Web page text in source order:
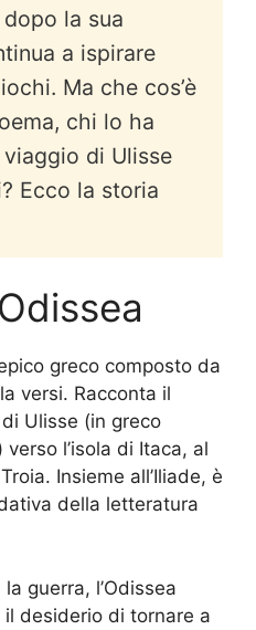
la sua
a ispirare
Ma che cos’è
chi lo ha
di Ulisse
Ecco la storia
greco composto da
versi. Racconta il
Ulisse (in greco
l’isola di Itaca, al
Insieme all’Iliade, è
della letteratura
guerra, l’Odissea
desiderio di tornare a